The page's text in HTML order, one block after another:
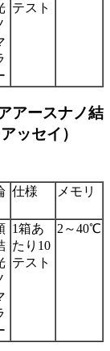
テスト
アースナノ結
ッセイ）
仕様 メモリ
1箱あ
たり10
テスト
2～40℃